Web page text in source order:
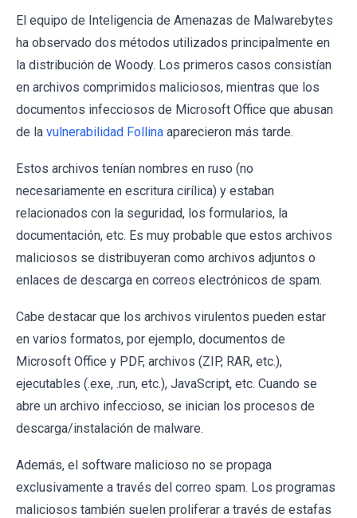
El equipo de Inteligencia de Amenazas de Malwarebytes
ha observado dos métodos utilizados principalmente en
la distribución de Woody. Los primeros casos consistían
en archivos comprimidos maliciosos, mientras que los
documentos infecciosos de Microsoft Office que abusan
de la vulnerabilidad Follina aparecieron más tarde.
Estos archivos tenían nombres en ruso (no
necesariamente en escritura cirílica) y estaban
relacionados con la seguridad, los formularios, la
documentación, etc. Es muy probable que estos archivos
maliciosos se distribuyeran como archivos adjuntos o
enlaces de descarga en correos electrónicos de spam.
Cabe destacar que los archivos virulentos pueden estar
en varios formatos, por ejemplo, documentos de
Microsoft Office y PDF, archivos (ZIP, RAR, etc.),
ejecutables (.exe, .run, etc.), JavaScript, etc. Cuando se
abre un archivo infeccioso, se inician los procesos de
descarga/instalación de malware.
Además, el software malicioso no se propaga
exclusivamente a través del correo spam. Los programas
maliciosos también suelen proliferar a través de estafas